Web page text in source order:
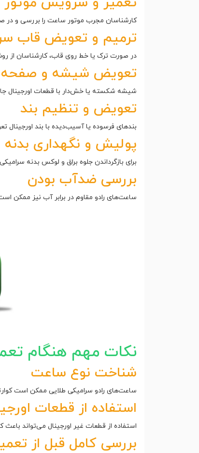
کارشناسان مجرب موتور ساعت را بررسی و در
ترمیم و تعویض قاب
در صورت ترک یا خط روی قاب، کارشناسان از
تعویض شیشه و صفحه
شیشه شکسته یا خش‌دار با قطعات اورجینال
تعویض و تنظیم بند
بندهای فرسوده یا آسیب‌دیده با بند
پولیش و نگهداری بدنه
برای بازگرداندن جلوه براق و لوکس بدنه
بررسی ضدآب بودن
ساعت‌های رادو مقاوم در برابر آب نیز ممکن
نکات مهم هنگام
شناخت نوع ساعت
ساعت‌های رادو سرامیکی طلایی ممکن است
استفاده از قطعات
استفاده از قطعات غیر اورجینال می‌تواند
بررسی کامل قبل از